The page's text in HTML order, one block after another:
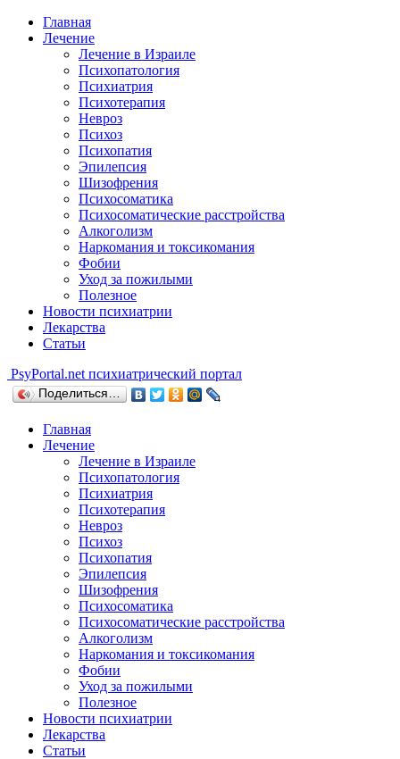
Главная
Лечение
Лечение в Израиле
Психопатология
Психиатрия
Психотерапия
Невроз
Психоз
Психопатия
Эпилепсия
Шизофрения
Психосоматика
Психосоматические расстройства
Алкоголизм
Наркомания и токсикомания
Фобии
Уход за пожилыми
Полезное
Новости психиатрии
Лекарства
Статьи
PsyPortal.net психиатрический портал
Поделиться…
Главная
Лечение
Лечение в Израиле
Психопатология
Психиатрия
Психотерапия
Невроз
Психоз
Психопатия
Эпилепсия
Шизофрения
Психосоматика
Психосоматические расстройства
Алкоголизм
Наркомания и токсикомания
Фобии
Уход за пожилыми
Полезное
Новости психиатрии
Лекарства
Статьи